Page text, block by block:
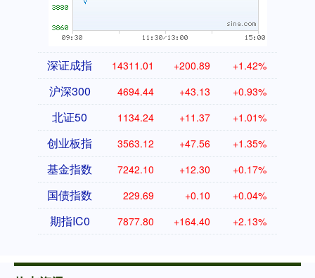
深证成指 14311.01 +200.89 +1.42%
沪深300 4694.44 +43.13 +0.93%
北证50 1134.24 +11.37 +1.01%
创业板指 3563.12 +47.56 +1.35%
基金指数 7242.10 +12.30 +0.17%
国债指数 229.69 +0.10 +0.04%
期指IC0 7877.80 +164.40 +2.13%